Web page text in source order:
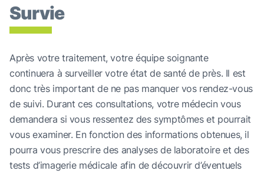
Survie
Après votre traitement, votre équipe soignante
continuera à surveiller votre état de santé de près. Il est
donc très important de ne pas manquer vos rendez-vous
de suivi. Durant ces consultations, votre médecin vous
demandera si vous ressentez des symptômes et pourrait
vous examiner. En fonction des informations obtenues, il
pourra vous prescrire des analyses de laboratoire et des
tests d’imagerie médicale afin de découvrir d’éventuels